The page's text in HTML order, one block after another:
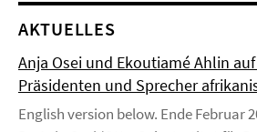
AKTUELLES
Anja Osei und Ekoutiamé Ahlin
Präsidenten und Sprecher
English version below. Ende Februar